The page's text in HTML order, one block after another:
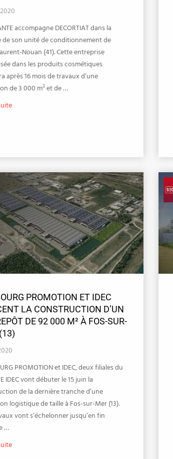
accompagne DECORTIAT dans la
son unité de conditionnement de
Nouan (41). Cette entreprise
dans les produits cosmétiques
après 16 mois de travaux d’une
de 3 000 m² et de …
PROMOTION ET IDEC
LA CONSTRUCTION D’UN
DE 92 000 M² À FOS-SUR-
PROMOTION et IDEC, deux filiales du
IDEC vont débuter le 15 juin la
de la dernière tranche d’une
logistique de taille à Fos-sur-Mer (13).
vont s’échelonner jusqu’en fin
…